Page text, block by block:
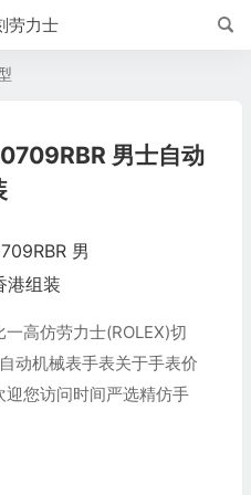
劳力士
男士自动
一高仿劳力士(ROLEX)切
动机械表手表关于手表价
您访问时间严选精仿手